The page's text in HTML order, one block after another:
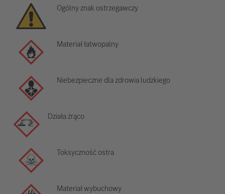
Ogólny znak ostrzegawczy
Materiał łatwopalny
Niebezpieczne dla zdrowia ludzkiego
Działa żrąco
Toksyczność ostra
Materiał wybuchowy